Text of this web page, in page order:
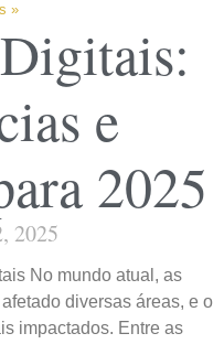
»
e
2025
2025
No mundo atual, as
diversas áreas, e o
impactados. Entre as